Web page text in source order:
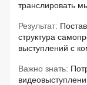
транслировать
Результат:
структура
выступлений с
Важно знать: